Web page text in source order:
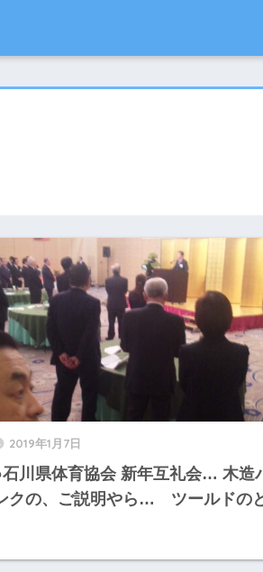
2019年1月7日
石川県体育協会 新年互礼会… 木造
クの、ご説明やら… ツールドの